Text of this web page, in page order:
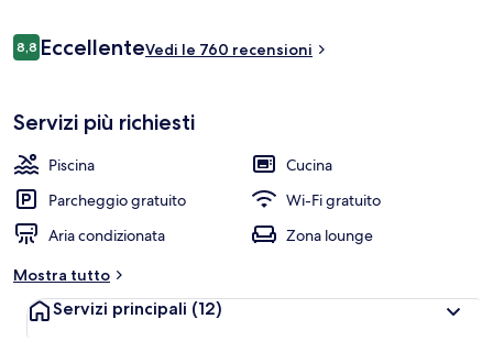
Recensioni
8,88,8 su 10
EccellenteVedi le 760 recensioni
Servizi più richiesti
Piscina
Cucina
Parcheggio gratuito
Wi-Fi gratuito
Aria condizionata
Zona lounge
Mostra tutto
Servizi principali (12)